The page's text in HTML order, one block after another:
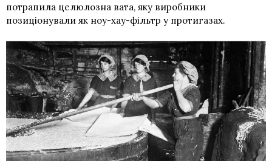
потрапила целюлозна вата, яку виробники
позиціонували як ноу-хау-фільтр у протигазах.